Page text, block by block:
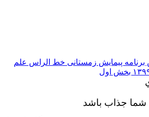
پیمایش زمستانی خط الراس علم
شما جذاب باشد